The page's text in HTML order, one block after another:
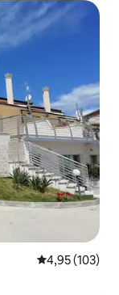
Średnia
4,95 (103)